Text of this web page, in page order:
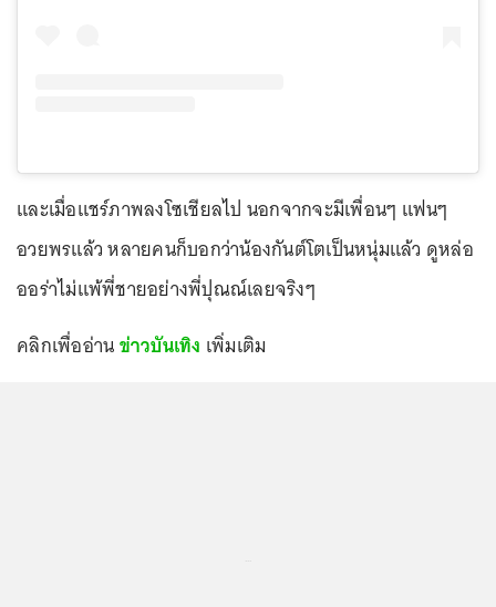
และเมื่อแชร์ภาพลงโซเชียลไป นอกจากจะมีเพื่อนๆ แฟนๆ
อวยพรแล้ว หลายคนก็บอกว่าน้องกันต์โตเป็นหนุ่มแล้ว ดูหล่อ
ออร่าไม่แพ้พี่ชายอย่างพี่ปุณณ์เลยจริงๆ
คลิกเพื่ออ่านข่าวบันเทิง เพิ่มเติม